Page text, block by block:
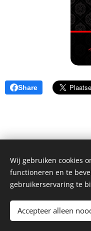
Share
©
Website
Wij gebruiken cookies
functioneren en te
gebruikerservaring te
Accepteer alleen